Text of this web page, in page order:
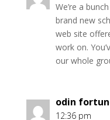
We’re a
brand new
web site
work on.
our whole
12:36 pm